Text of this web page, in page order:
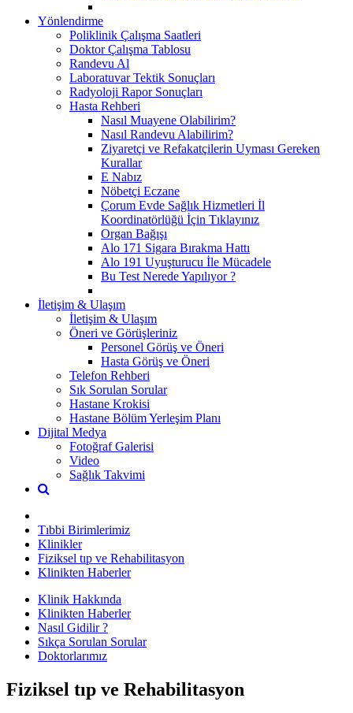
Yönlendirme
Poliklinik Çalışma Saatleri
Doktor Çalışma Tablosu
Randevu Al
Laboratuvar Tektik Sonuçları
Radyoloji Rapor Sonuçları
Hasta Rehberi
Nasıl Muayene Olabilirim?
Nasıl Randevu Alabilirim?
Ziyaretçi ve Refakatçilerin Uyması Gereken
Kurallar
E Nabız
Nöbetçi Eczane
Çorum Evde Sağlık Hizmetleri İl
Koordinatörlüğü İçin Tıklayınız
Organ Bağışı
Alo 171 Sigara Bırakma Hattı
Alo 191 Uyuşturucu İle Mücadele
Bu Test Nerede Yapılıyor ?
İletişim & Ulaşım
İletişim & Ulaşım
Öneri ve Görüşleriniz
Personel Görüş ve Öneri
Hasta Görüş ve Öneri
Telefon Rehberi
Sık Sorulan Sorular
Hastane Krokisi
Hastane Bölüm Yerleşim Planı
Dijital Medya
Fotoğraf Galerisi
Video
Sağlık Takvimi
Tıbbi Birimlerimiz
Klinikler
Fiziksel tıp ve Rehabilitasyon
Klinikten Haberler
Klinik Hakkında
Klinikten Haberler
Nasıl Gidilir ?
Sıkça Sorulan Sorular
Doktorlarımız
Fiziksel tıp ve Rehabilitasyon